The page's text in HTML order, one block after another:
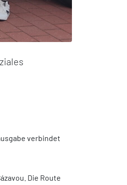
verbindet
Die Route